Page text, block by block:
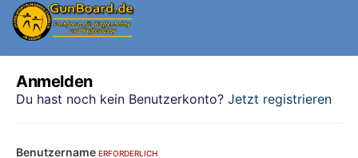
Anmelden
Du hast noch kein Benutzerkonto? Jetzt registrieren
Benutzername ERFORDERLICH